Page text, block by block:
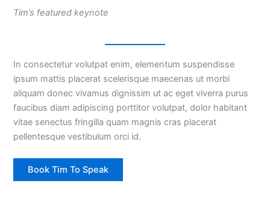
Tim’s featured keynote
In consectetur volutpat enim, elementum suspendisse
ipsum mattis placerat scelerisque maecenas ut morbi
aliquam donec vivamus dignissim ut ac eget viverra purus
faucibus diam adipiscing porttitor volutpat, dolor habitant
vitae senectus fringilla quam magnis cras placerat
pellentesque vestibulum orci id.
Book Tim To Speak